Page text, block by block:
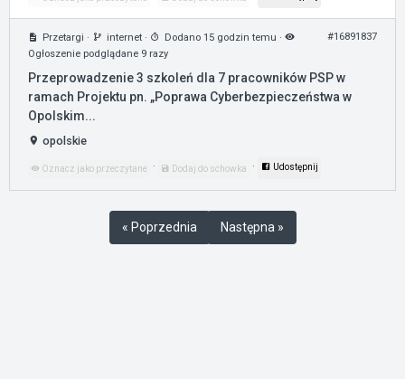
Przetargi · internet · Dodano 15 godzin temu ·
Ogłoszenie podglądane 9 razy
#16891837
Przeprowadzenie 3 szkoleń dla 7 pracowników PSP w
ramach Projektu pn. „Poprawa Cyberbezpieczeństwa w
Opolskim...
opolskie
Oznacz jako przeczytane · Dodaj do schowka · Udostępnij
« Poprzednia Następna »